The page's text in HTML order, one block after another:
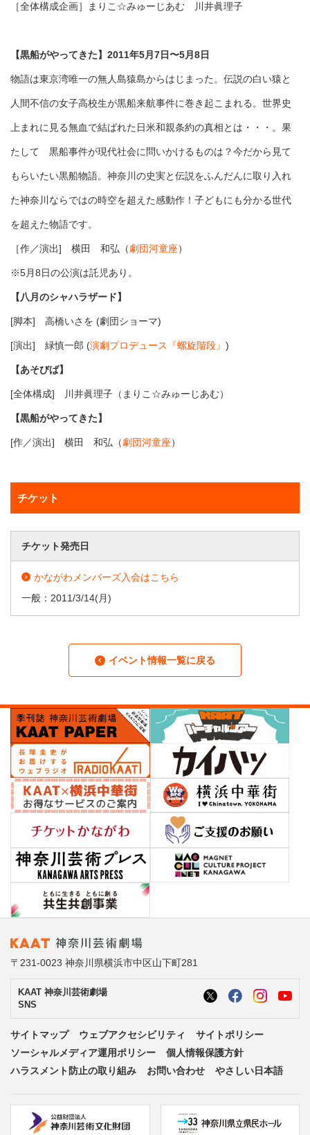
［全体構成企画］まりこ☆みゅーじあむ 川井眞理子
【黒船がやってきた】2011年5月7日〜5月8日
物語は東京湾唯一の無人島猿島からはじまった。伝説の白い猿と
人間不信の女子高校生が黒船来航事件に巻き起こまれる。世界史
上まれに見る無血で結ばれた日米和親条約の真相とは・・・。果
たして 黒船事件が現代社会に問いかけるものは？今だから見て
もらいたい黒船物語。神奈川の史実と伝説をふんだんに取り入れ
た神奈川ならではの時空を超えた感動作！子どもにも分かる世代
を超えた物語です。
［作／演出] 横田 和弘（劇団河童座）
※5月8日の公演は託児あり。
【八月のシャハラザード】
[脚本] 高橋いさを (劇団ショーマ)
[演出] 緑慎一郎 (演劇プロデュース『螺旋階段』 )
【あそびば】
[全体構成] 川井眞理子（まりこ☆みゅーじあむ）
【黒船がやってきた】
[作／演出] 横田 和弘（劇団河童座）
チケット
チケット発売日
かながわメンバーズ入会はこちら
一般： 2011/3/14(月)
イベント情報一覧に戻る
〒231-0023 神奈川県横浜市中区山下町281
KAAT 神奈川芸術劇場
SNS
サイトマップ ウェブアクセシビリティ
サイトポリシー
ソーシャルメディア運用ポリシー
個人情報保護方針
ハラスメント防止の取り組み
お問い合わせ やさしい日本語